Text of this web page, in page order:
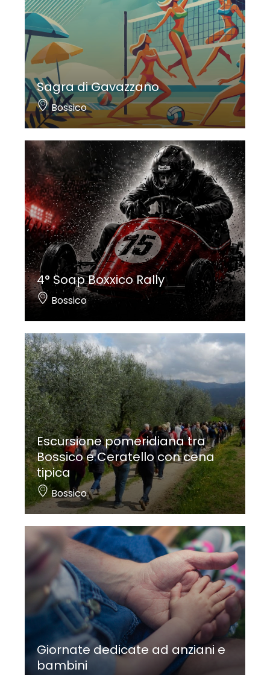
Sagra di Gavazzano
Bossico
4° Soap Boxxico Rally
Bossico
Escursione pomeridiana tra
Bossico e Ceratello con cena
tipica
Bossico
Giornate dedicate ad anziani e
bambini